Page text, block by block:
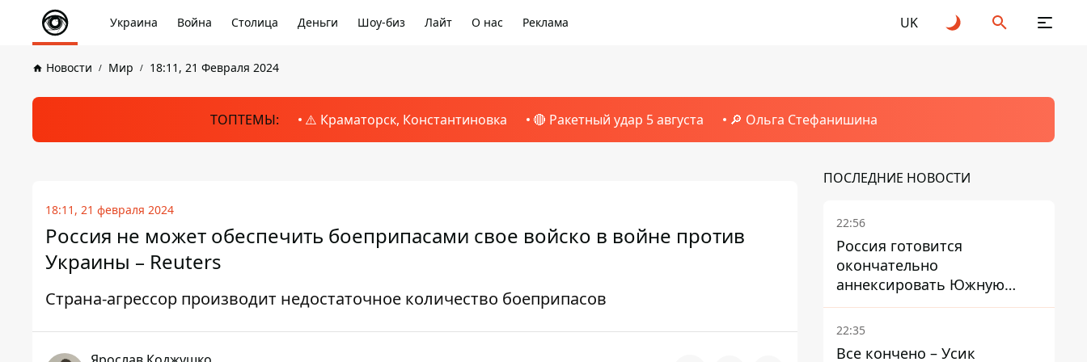
Украина Война Столица Деньги Шоу-биз Лайт О нас Реклама UK
Новости Мир 18:11, 21 Февраля 2024
ТОПТЕМЫ: ⚠️ Краматорск, Константиновка 🔴 Ракетный удар 5 августа 🔎 Ольга Стефанишина
18:11, 21 февраля 2024
Россия не может обеспечить боеприпасами свое войско в войне против
Украины – Reuters
Страна-агрессор производит недостаточное количество боеприпасов
ПОСЛЕДНИЕ НОВОСТИ
22:56
Россия готовится
окончательно
аннексировать Южную
Осетию – страны НАТО
обеспокоены
22:35
Все кончено – Усик